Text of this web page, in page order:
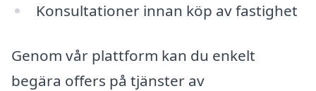
Konsultationer innan köp av fastighet
Genom vår plattform kan du enkelt
begära offers på tjänster av